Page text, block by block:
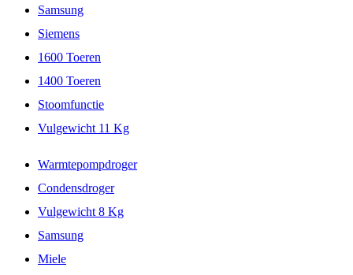
Samsung
Siemens
1600 Toeren
1400 Toeren
Stoomfunctie
Vulgewicht 11 Kg
Warmtepompdroger
Condensdroger
Vulgewicht 8 Kg
Samsung
Miele